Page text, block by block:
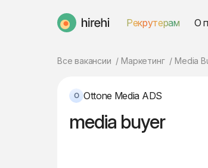
HireHi Рекрутерам О
Все вакансии Маркетинг Media
Ottone Media ADS
media buyer